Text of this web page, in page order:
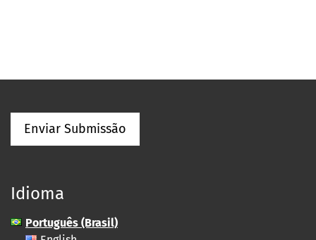
Enviar Submissão
Idioma
Português (Brasil)